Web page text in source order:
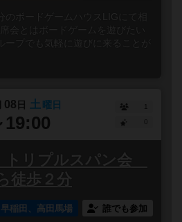
のボードゲームハウスLIGにて相
会とはボードゲームを遊びたい
ープでも気軽に遊びに来ることが
08 日 土 曜日
19:00
1
トリプルスパン会
徒歩２分
稲田、高田馬場 誰でも参加